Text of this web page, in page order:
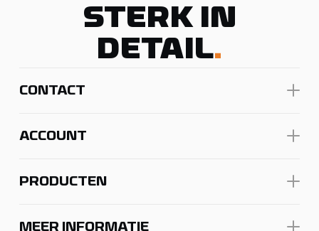
STERK IN
DETAIL.
CONTACT
ACCOUNT
PRODUCTEN
MEER INFORMATIE